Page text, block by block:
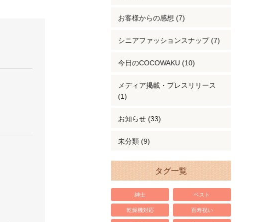
お客様からの感想 (7)
シニアファッションスナップ (7)
今日のCOCOWAKU (10)
メディア掲載・プレスリリース
(1)
お知らせ (33)
未分類 (9)
タグ一覧
紳士 ベスト
乾燥機対応 百寿祝い